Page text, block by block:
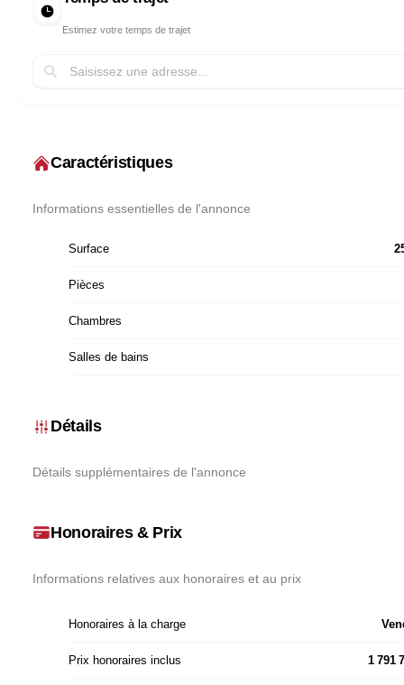
Estimez votre temps de trajet
Caractéristiques
Informations essentielles de l'annonce
Surface
Pièces
Chambres
Salles de bains
Détails
Détails supplémentaires de l'annonce
Honoraires & Prix
Informations relatives aux honoraires et au prix
Honoraires à la charge
Prix honoraires inclus 1 791